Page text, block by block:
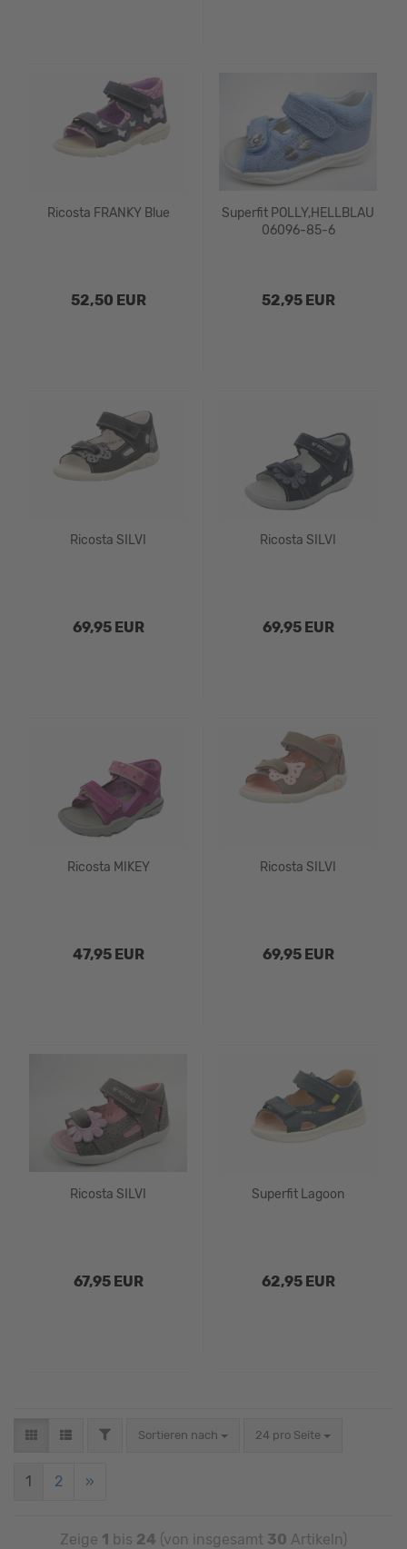
Ricosta FRANKY Blue
52,50 EUR
Superfit POLLY,HELLBLAU
06096-85-6
52,95 EUR
Ricosta SILVI
69,95 EUR
Ricosta SILVI
69,95 EUR
Ricosta MIKEY
47,95 EUR
Ricosta SILVI
69,95 EUR
Ricosta SILVI
67,95 EUR
Superfit Lagoon
62,95 EUR
Sortieren nach 24 pro Seite
1 2 »
Zeige 1 bis 24 (von insgesamt 30 Artikeln)